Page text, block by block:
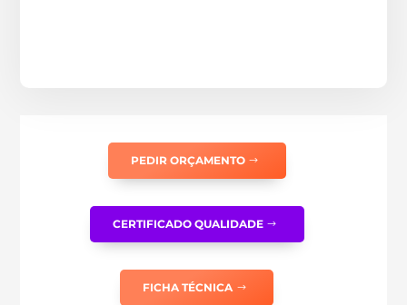
PEDIR ORÇAMENTO
CERTIFICADO QUALIDADE
FICHA TÉCNICA